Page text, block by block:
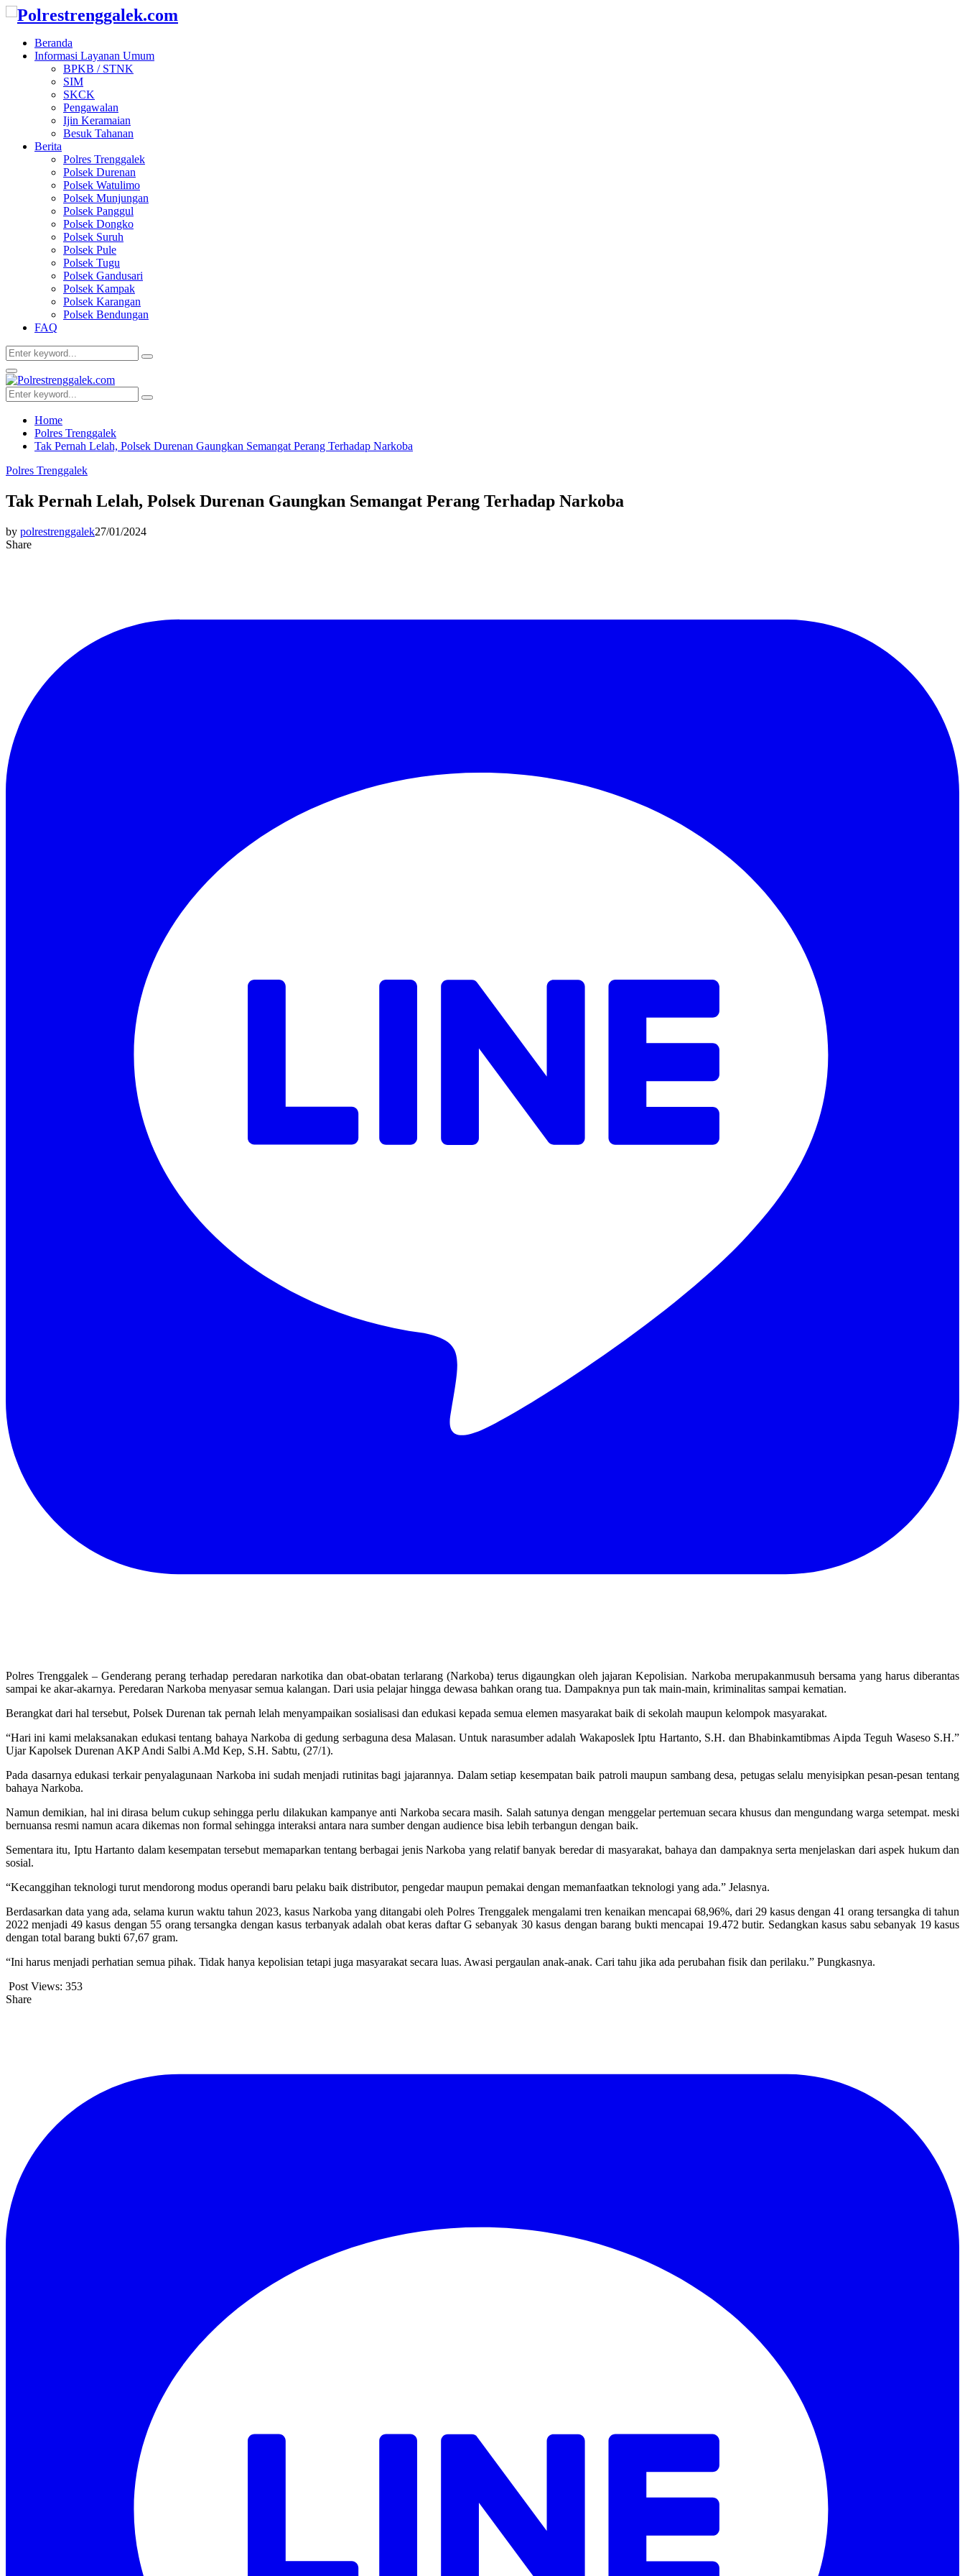
Beranda
Informasi Layanan Umum
BPKB / STNK
SIM
SKCK
Pengawalan
Ijin Keramaian
Besuk Tahanan
Berita
Polres Trenggalek
Polsek Durenan
Polsek Watulimo
Polsek Munjungan
Polsek Panggul
Polsek Dongko
Polsek Suruh
Polsek Pule
Polsek Tugu
Polsek Gandusari
Polsek Kampak
Polsek Karangan
Polsek Bendungan
FAQ
Search
for:
Search
Facebook
Twitter
Youtube
Primary
Menu
Search
for:
Search
Home
Polres Trenggalek
Tak Pernah Lelah, Polsek Durenan Gaungkan Semangat Perang Terhadap Narkoba
Polres Trenggalek
Tak Pernah Lelah, Polsek Durenan Gaungkan Semangat Perang Terhadap Narkoba
by polrestrenggalek27/01/2024
Share
Polres Trenggalek – Genderang perang terhadap peredaran narkotika dan obat-obatan terlarang (Narkoba) terus digaungkan oleh jajaran Kepolisian. Narkoba merupakanmusuh bersama yang harus diberantas
sampai ke akar-akarnya. Peredaran Narkoba menyasar semua kalangan. Dari usia pelajar hingga dewasa bahkan orang tua. Dampaknya pun tak main-main, kriminalitas sampai kematian.
Berangkat dari hal tersebut, Polsek Durenan tak pernah lelah menyampaikan sosialisasi dan edukasi kepada semua elemen masyarakat baik di sekolah maupun kelompok masyarakat.
“Hari ini kami melaksanakan edukasi tentang bahaya Narkoba di gedung serbaguna desa Malasan. Untuk narasumber adalah Wakaposlek Iptu Hartanto, S.H. dan Bhabinkamtibmas Aipda Teguh Waseso S.H.”
Ujar Kapolsek Durenan AKP Andi Salbi A.Md Kep, S.H. Sabtu, (27/1).
Pada dasarnya edukasi terkair penyalagunaan Narkoba ini sudah menjadi rutinitas bagi jajarannya. Dalam setiap kesempatan baik patroli maupun sambang desa, petugas selalu menyisipkan pesan-pesan tentang
bahaya Narkoba.
Namun demikian, hal ini dirasa belum cukup sehingga perlu dilakukan kampanye anti Narkoba secara masih. Salah satunya dengan menggelar pertemuan secara khusus dan mengundang warga setempat. meski
bernuansa resmi namun acara dikemas non formal sehingga interaksi antara nara sumber dengan audience bisa lebih terbangun dengan baik.
Sementara itu, Iptu Hartanto dalam kesempatan tersebut memaparkan tentang berbagai jenis Narkoba yang relatif banyak beredar di masyarakat, bahaya dan dampaknya serta menjelaskan dari aspek hukum dan
sosial.
“Kecanggihan teknologi turut mendorong modus operandi baru pelaku baik distributor, pengedar maupun pemakai dengan memanfaatkan teknologi yang ada.” Jelasnya.
Berdasarkan data yang ada, selama kurun waktu tahun 2023, kasus Narkoba yang ditangabi oleh Polres Trenggalek mengalami tren kenaikan mencapai 68,96%, dari 29 kasus dengan 41 orang tersangka di tahun
2022 menjadi 49 kasus dengan 55 orang tersangka dengan kasus terbanyak adalah obat keras daftar G sebanyak 30 kasus dengan barang bukti mencapai 19.472 butir. Sedangkan kasus sabu sebanyak 19 kasus
dengan total barang bukti 67,67 gram.
“Ini harus menjadi perhatian semua pihak. Tidak hanya kepolisian tetapi juga masyarakat secara luas. Awasi pergaulan anak-anak. Cari tahu jika ada perubahan fisik dan perilaku.” Pungkasnya.
Post Views: 353
Share